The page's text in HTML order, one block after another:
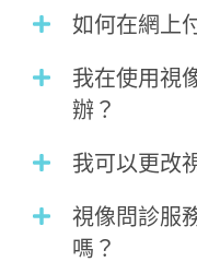
如何在網上
我在使用視
辦？
我可以更改
視像問診服
嗎？